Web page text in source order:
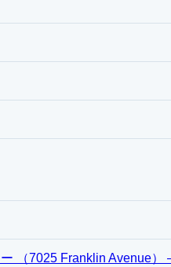
（7025 Franklin Avenue）